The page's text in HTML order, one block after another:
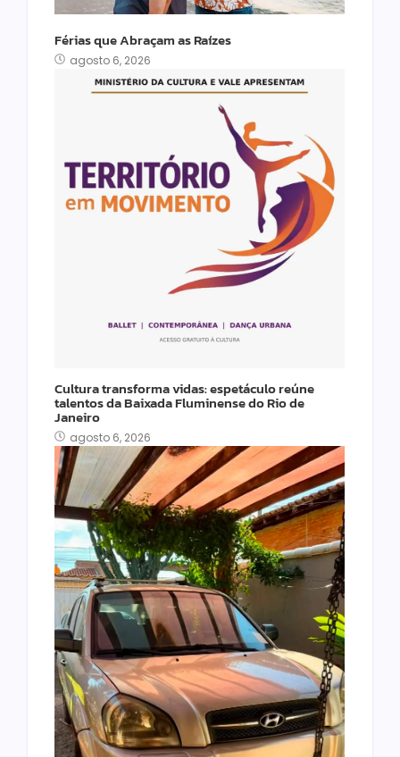
Férias que Abraçam as Raízes
agosto 6, 2026
Cultura transforma vidas: espetáculo reúne
talentos da Baixada Fluminense do Rio de
Janeiro
agosto 6, 2026